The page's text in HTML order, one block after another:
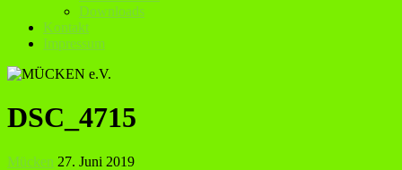
Downloads
Kontakt
Impressum
DSC_4715
Mücken 27. Juni 2019